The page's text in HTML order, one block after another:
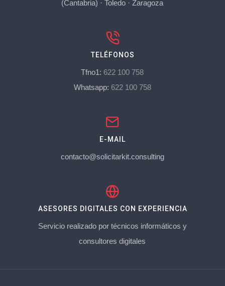
(Cantabria) ·Toledo ·Zaragoza
TELÉFONOS
Tfno1: 622 100 758
Whatsapp: 622 100 758
E-MAIL
contacto@solicitarkit.consulting
ASESORES DIGITALES CON EXPERIENCIA
Servicio realizado por técnicos informáticos y
consultores digitales